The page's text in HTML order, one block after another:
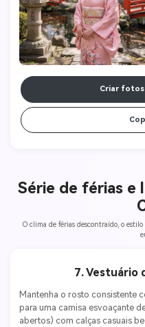
Criar
Série de férias e
O clima de férias descontraído, o
7. Vestuário
Mantenha o rosto consistente
para uma camisa esvoaçante
abertos) com calças casuais